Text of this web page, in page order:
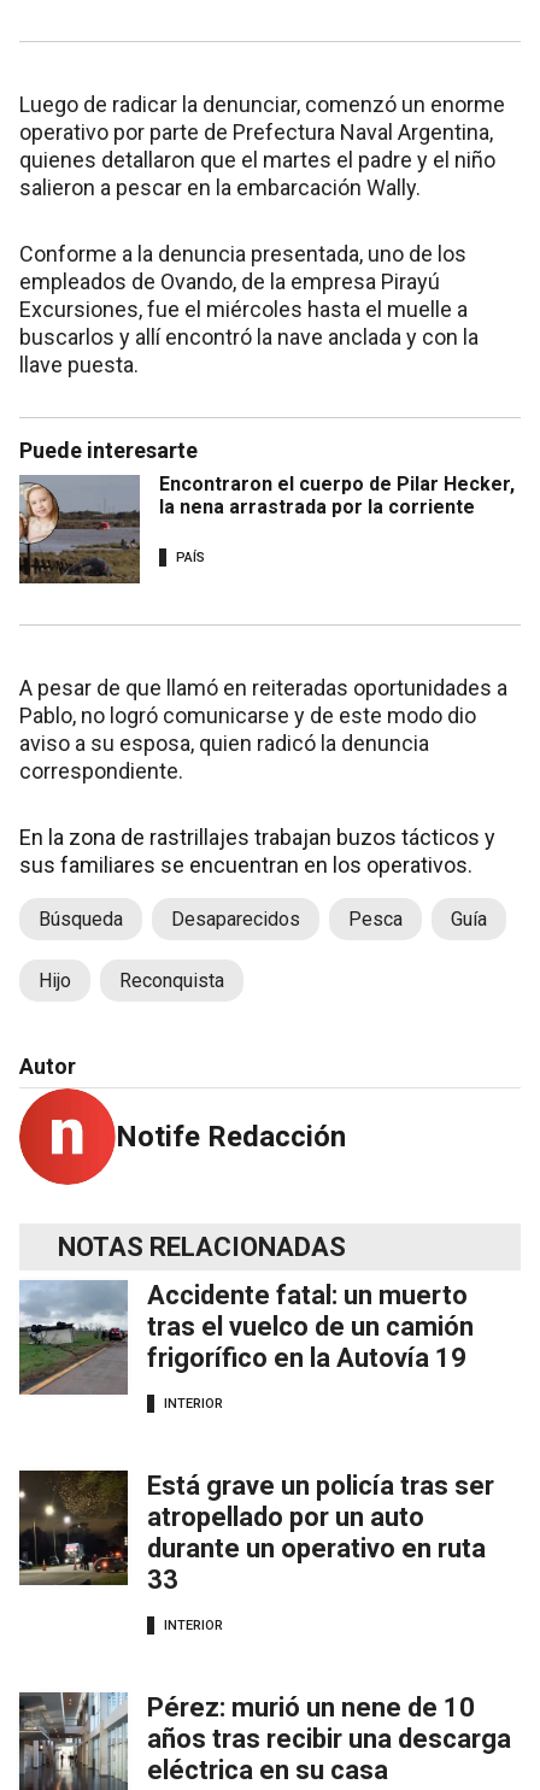
Luego de radicar la denunciar, comenzó un enorme
operativo por parte de Prefectura Naval Argentina,
quienes detallaron que el martes el padre y el niño
salieron a pescar en la embarcación Wally.
Conforme a la denuncia presentada, uno de los
empleados de Ovando, de la empresa Pirayú
Excursiones, fue el miércoles hasta el muelle a
buscarlos y allí encontró la nave anclada y con la
llave puesta.
Puede interesarte
Encontraron el cuerpo de Pilar Hecker,
la nena arrastrada por la corriente
PAÍS
A pesar de que llamó en reiteradas oportunidades a
Pablo, no logró comunicarse y de este modo dio
aviso a su esposa, quien radicó la denuncia
correspondiente.
En la zona de rastrillajes trabajan buzos tácticos y
sus familiares se encuentran en los operativos.
Búsqueda Desaparecidos Pesca Guía
Hijo Reconquista
Autor
Notife Redacción
NOTAS RELACIONADAS
Accidente fatal: un muerto
tras el vuelco de un camión
frigorífico en la Autovía 19
INTERIOR
Está grave un policía tras ser
atropellado por un auto
durante un operativo en ruta
33
INTERIOR
Pérez: murió un nene de 10
años tras recibir una descarga
eléctrica en su casa